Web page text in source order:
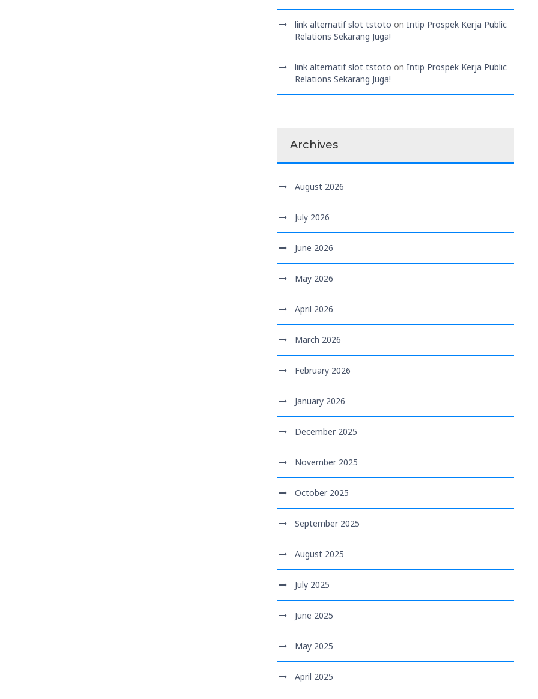
link alternatif slot tstoto onIntip Prospek Kerja Public
Relations Sekarang Juga!
link alternatif slot tstoto onIntip Prospek Kerja Public
Relations Sekarang Juga!
Archives
August 2026
July 2026
June 2026
May 2026
April 2026
March 2026
February 2026
January 2026
December 2025
November 2025
October 2025
September 2025
August 2025
July 2025
June 2025
May 2025
April 2025